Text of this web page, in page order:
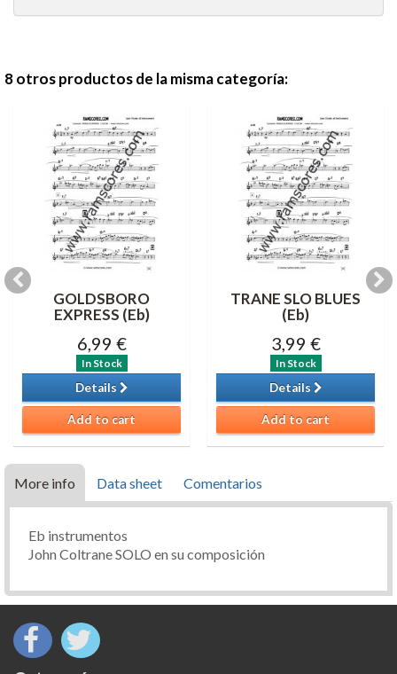
8 otros productos de la misma categoría:
GOLDSBORO
EXPRESS (Eb)
6,99 €
In Stock
Details
Add to cart
TRANE SLO BLUES
(Eb)
3,99 €
In Stock
Details
Add to cart
More info Data sheet Comentarios
Eb instrumentos
John Coltrane SOLO en su composición